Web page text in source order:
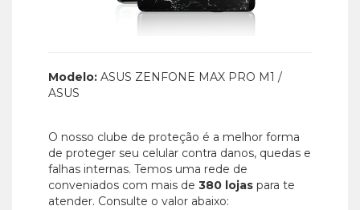
Modelo: ASUS ZENFONE MAX PRO M1 /
ASUS
O nosso clube de proteção é a melhor forma
de proteger seu celular contra danos, quedas e
falhas internas. Temos uma rede de
conveniados com mais de 380 lojas para te
atender. Consulte o valor abaixo: